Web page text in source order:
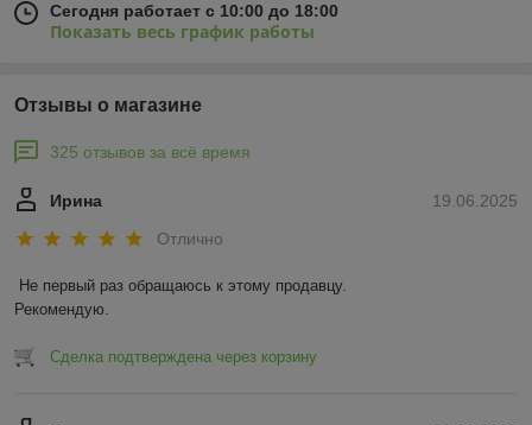
Сегодня работает с 10:00 до 18:00
Показать весь график работы
Отзывы о магазине
325 отзывов за всё время
19.06.2025
Ирина
Отлично
Не первый раз обращаюсь к этому продавцу.
Рекомендую.
Сделка подтверждена через корзину